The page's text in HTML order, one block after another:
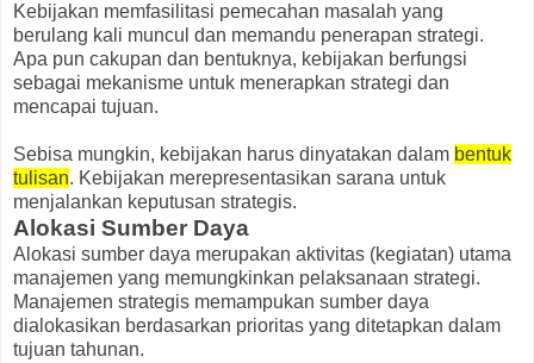
Kebijakan memfasilitasi pemecahan masalah yang
berulang kali muncul dan memandu penerapan strategi.
Apa pun cakupan dan bentuknya, kebijakan berfungsi
sebagai mekanisme untuk menerapkan strategi dan
mencapai tujuan.
Sebisa mungkin, kebijakan harus dinyatakan dalam bentuk
tulisan. Kebijakan merepresentasikan sarana untuk
menjalankan keputusan strategis.
Alokasi Sumber Daya
Alokasi sumber daya merupakan aktivitas (kegiatan) utama
manajemen yang memungkinkan pelaksanaan strategi.
Manajemen strategis memampukan sumber daya
dialokasikan berdasarkan prioritas yang ditetapkan dalam
tujuan tahunan.